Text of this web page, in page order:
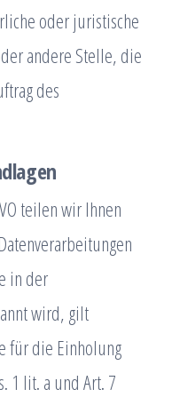
oder juristische
andere Stelle, die
des
teilen wir Ihnen
in der
wird, gilt
für die Einholung
1 lit. a und Art. 7